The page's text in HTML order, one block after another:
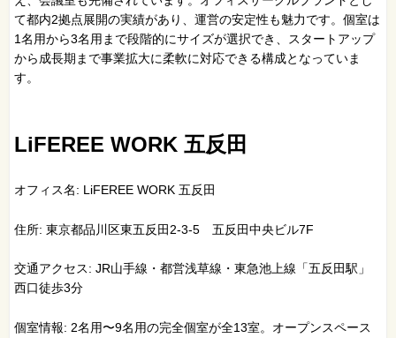
て都内2拠点展開の実績があり、運営の安定性も魅力です。個室は
1名用から3名用まで段階的にサイズが選択でき、スタートアップ
から成長期まで事業拡大に柔軟に対応できる構成となっていま
す。
LiFEREE WORK 五反田
オフィス名: LiFEREE WORK 五反田
住所: 東京都品川区東五反田2-3-5 五反田中央ビル7F
交通アクセス: JR山手線・都営浅草線・東急池上線「五反田駅」
西口徒歩3分
個室情報: 2名用〜9名用の完全個室が全13室。オープンスペース